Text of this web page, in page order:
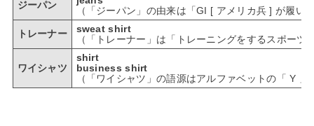
ジーパン
（「ジーパン」の由来は「GI [ アメリカ兵 ] が履い
トレーナー
sweat shirt
（「トレーナー」は「トレーニングをするスポー
ワイシャツ
shirt
business shirt
（「ワイシャツ」の語源はアルファベットの「 Y